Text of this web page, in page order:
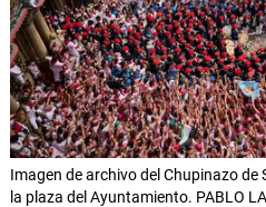
Imagen de archivo del Chupinazo de
la plaza del Ayuntamiento. PABLO